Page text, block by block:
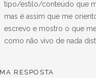
tipo/estilo/conteúdo que
mas é assim que me
escrevo e mostro o que
como não vivo de nada
RESPOSTA